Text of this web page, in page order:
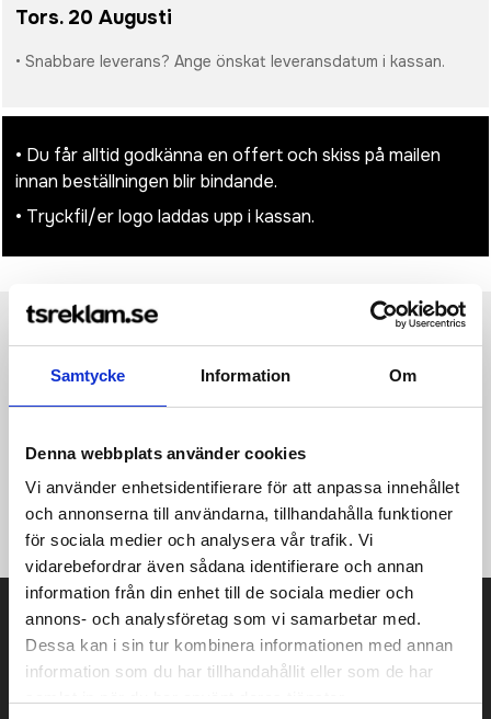
Samtycke Information Om
Denna webbplats använder cookies
Vi använder enhetsidentifierare för att anpassa innehållet
och annonserna till användarna, tillhandahålla funktioner
för sociala medier och analysera vår trafik. Vi
vidarebefordrar även sådana identifierare och annan
information från din enhet till de sociala medier och
annons- och analysföretag som vi samarbetar med.
Dessa kan i sin tur kombinera informationen med annan
information som du har tillhandahållit eller som de har
Tors. 20 Augusti
• Snabbare leverans? Ange önskat leveransdatum i kassan.
• Du får alltid godkänna en offert och skiss på mailen
innan beställningen blir bindande.
• Tryckfil/er logo laddas upp i kassan.
ProduktinformationSpecifikationerPristabellRecensioner (954st)
Tillbaka till skolan eller jobbet eller för en dagsutflykt, ta med
stöldskyddade ryggsäck. Vadderat laptopfack med plats för
15" laptop. Denna lätta och hållbara ryggsäck har en kompakt,
minimalistisk konstruktion. Med RFID-skyddade fack och USB
utgång på sidan. PVC-fri.
Prisuppgift på mailen?
Kontakta oss här för att få förslag på produkt och pris över
mailen.
Det går också utmärkt att bara ställa frågor!